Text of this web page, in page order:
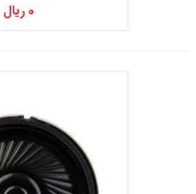
0 ریال